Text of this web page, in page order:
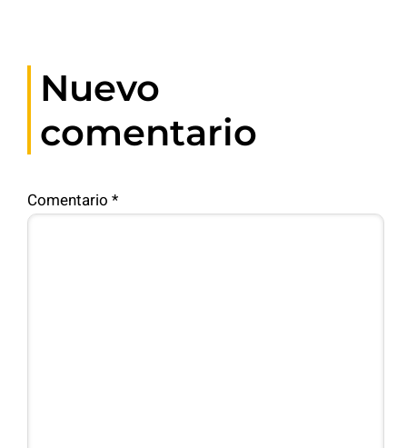
Nuevo
comentario
Comentario *